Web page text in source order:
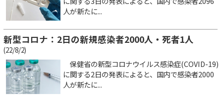
人が新たに...
新型コロナ：2日の新規感染者2000人・死者1人
(22/8/2)
保健省の新型コロナウイルス感染症(COVID-19)
に関する2日の発表によると、国内で感染者2000
人が新たに...